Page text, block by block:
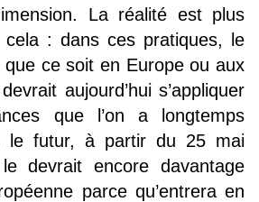
La réalité est plus
cela : dans ces pratiques, le
ce soit en Europe ou aux
aujourd’hui s’appliquer
que l’on a longtemps
le futur, à partir du 25 mai
devrait encore davantage
parce qu’entrera en